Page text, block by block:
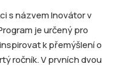
s názvem Inovátor v
je určený pro
k přemýšlení o
ročník. V prvních dvou